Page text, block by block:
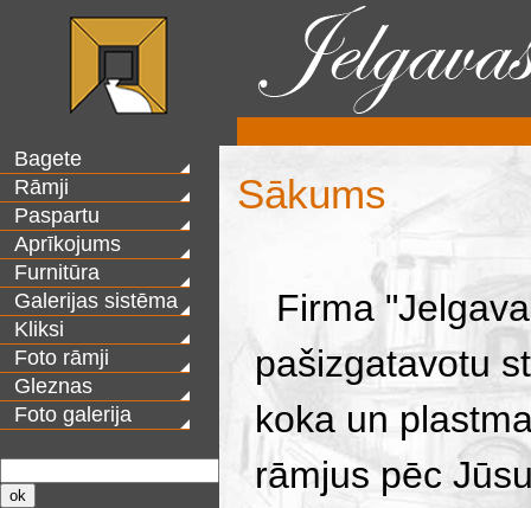
Bagete
Rāmji
Paspartu
Aprīkojums
Furnitūra
Galerijas sistēma
Kliksi
Foto rāmji
Gleznas
Foto galerija
Sākums
Firma
pašizgatavotu
koka un
rāmjus pēc